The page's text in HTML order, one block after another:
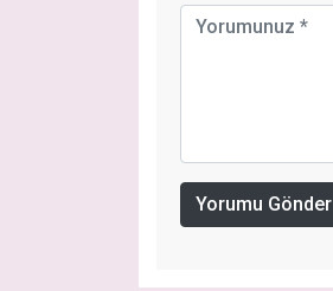
Yorumu Gönder